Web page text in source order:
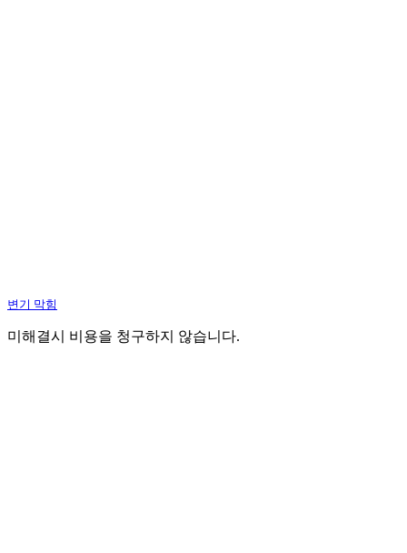
변기 막힘
미해결시 비용을 청구하지 않습니다.